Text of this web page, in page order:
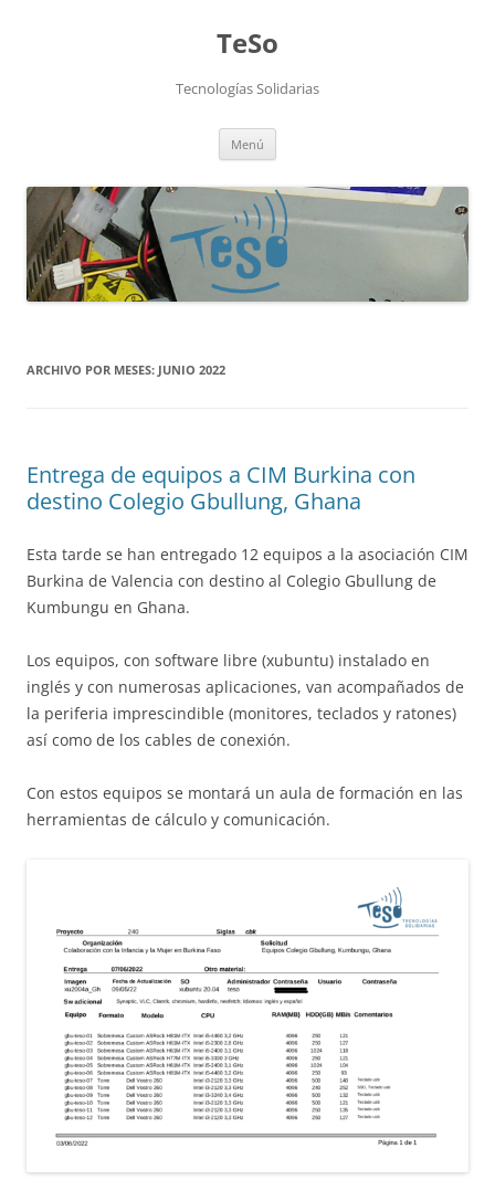
TeSo
Tecnologías Solidarias
Menú
ARCHIVO POR MESES: JUNIO 2022
Entrega de equipos a CIM Burkina con
destino Colegio Gbullung, Ghana
Esta tarde se han entregado 12 equipos a la asociación CIM
Burkina de Valencia con destino al Colegio Gbullung de
Kumbungu en Ghana.
Los equipos, con software libre (xubuntu) instalado en
inglés y con numerosas aplicaciones, van acompañados de
la periferia imprescindible (monitores, teclados y ratones)
así como de los cables de conexión.
Con estos equipos se montará un aula de formación en las
herramientas de cálculo y comunicación.